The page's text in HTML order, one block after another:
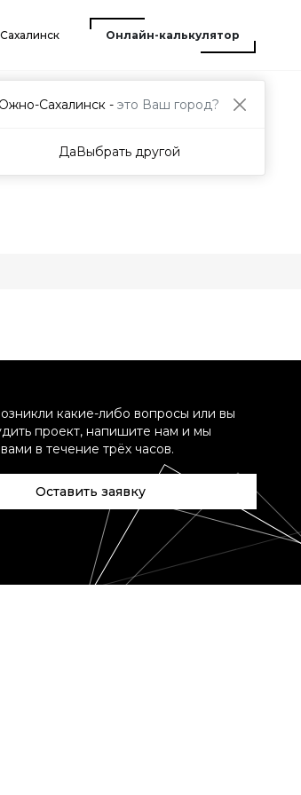
Онлайн-калькулятор
какие-либо вопросы или вы
проект, напишите нам и мы
в течение трёх часов.
Оставить заявку
Сахалинск - это Ваш город?
ДаВыбрать другой